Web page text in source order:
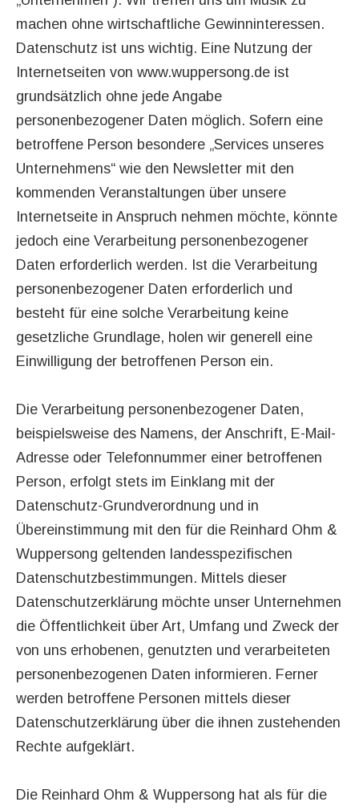
machen ohne wirtschaftliche Gewinninteressen.
Datenschutz ist uns wichtig. Eine Nutzung der
Internetseiten von www.wuppersong.de ist
grundsätzlich ohne jede Angabe
personenbezogener Daten möglich. Sofern eine
betroffene Person besondere „Services unseres
Unternehmens“ wie den Newsletter mit den
kommenden Veranstaltungen über unsere
Internetseite in Anspruch nehmen möchte, könnte
jedoch eine Verarbeitung personenbezogener
Daten erforderlich werden. Ist die Verarbeitung
personenbezogener Daten erforderlich und
besteht für eine solche Verarbeitung keine
gesetzliche Grundlage, holen wir generell eine
Einwilligung der betroffenen Person ein.
Die Verarbeitung personenbezogener Daten,
beispielsweise des Namens, der Anschrift, E-Mail-
Adresse oder Telefonnummer einer betroffenen
Person, erfolgt stets im Einklang mit der
Datenschutz-Grundverordnung und in
Übereinstimmung mit den für die Reinhard Ohm &
Wuppersong geltenden landesspezifischen
Datenschutzbestimmungen. Mittels dieser
Datenschutzerklärung möchte unser Unternehmen
die Öffentlichkeit über Art, Umfang und Zweck der
von uns erhobenen, genutzten und verarbeiteten
personenbezogenen Daten informieren. Ferner
werden betroffene Personen mittels dieser
Datenschutzerklärung über die ihnen zustehenden
Rechte aufgeklärt.
Die Reinhard Ohm & Wuppersong hat als für die